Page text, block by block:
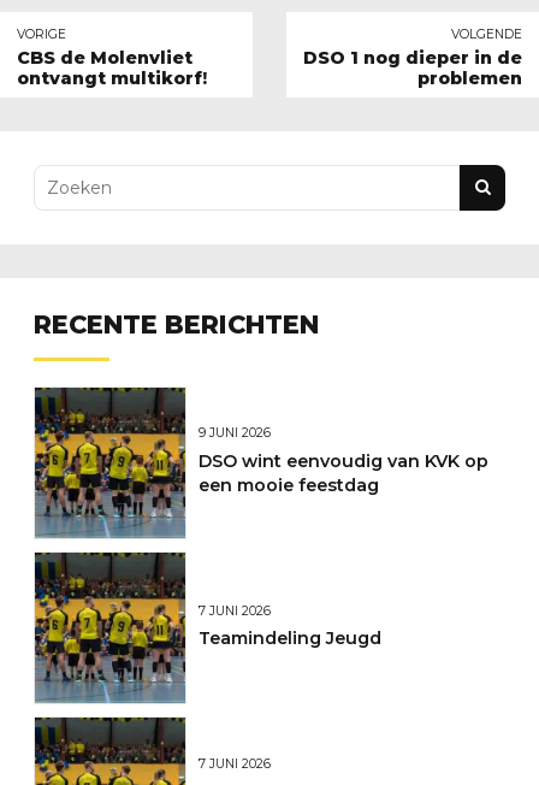
VORIGE
CBS de Molenvliet
ontvangt multikorf!
VOLGENDE
DSO 1 nog dieper in de
problemen
RECENTE BERICHTEN
9 JUNI 2026
DSO wint eenvoudig van KVK op
een mooie feestdag
7 JUNI 2026
Teamindeling Jeugd
7 JUNI 2026